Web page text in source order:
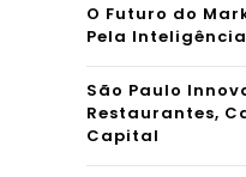
O Futuro do
Pela
São Paulo
Restaurantes,
Capital